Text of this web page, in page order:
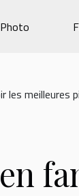
Photo
les meilleures